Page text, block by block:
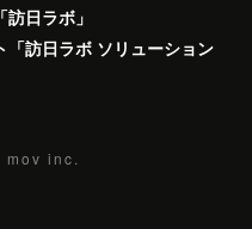
日ラボ」
「訪日ラボ ソリューション
mov inc.